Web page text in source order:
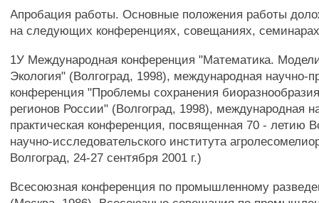
Апробация работы. Основные положения работы
на следующих конференциях, совещаниях,
1У Международная конференция "Математика.
Экология" (Волгоград, 1998), международная научно-
конференция "Проблемы сохранения
регионов России" (Волгоград, 1998), международная
практическая конференция, посвященная 70 - летию
научно-исследовательского института
Волгоград, 24-27 сентября 2001 г.)
Всесоюзная конференция по промышленному